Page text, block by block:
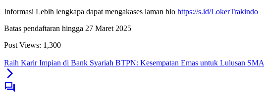
Informasi Lebih lengkapa dapat mengakases laman bio https://s.id/LokerTrakindo
Batas pendaftaran hingga 27 Maret 2025
Post Views: 1,300
Raih Karir Impian di Bank Syariah BTPN: Kesempatan Emas untuk Lulusan